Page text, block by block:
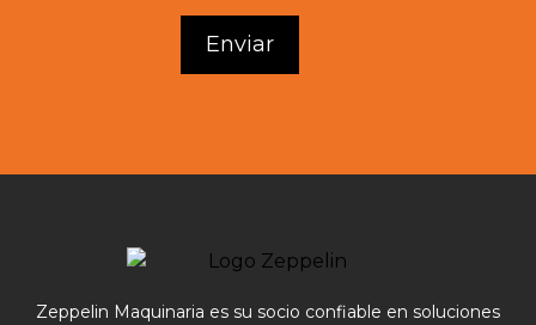
Zeppelin Maquinaria es su socio confiable en soluciones